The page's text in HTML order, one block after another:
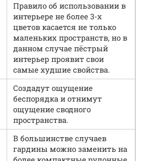
Правило об использовании в
интерьере не более 3-х
цветов касается не только
маленьких пространств, но в
данном случае пёстрый
интерьер проявит свои
самые худшие свойства.
Создадут ощущение
беспорядка и отнимут
ощущение сводного
пространства.
В большинстве случаев
гардины можно заменить на